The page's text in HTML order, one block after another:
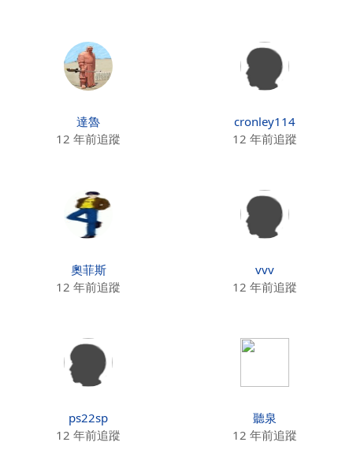
達魯
12 年前追蹤
cronley114
12 年前追蹤
奧菲斯
12 年前追蹤
vvv
12 年前追蹤
ps22sp
12 年前追蹤
聽泉
12 年前追蹤